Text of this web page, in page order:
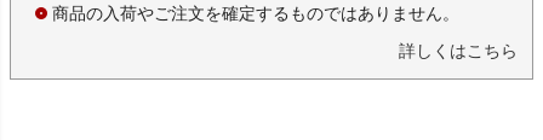
商品の入荷やご注文を確定するものではありません。
詳しくはこちら